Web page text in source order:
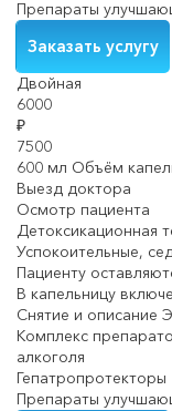
Препараты
Заказать услугу
Двойная
6000
₽
7500
600 мл Объём
Выезд доктора
Осмотр пациента
Детоксикационная
Успокоительные,
Пациенту
В капельницу
Снятие и описание
Комплекс
алкоголя
Гепатропротекторы
Препараты